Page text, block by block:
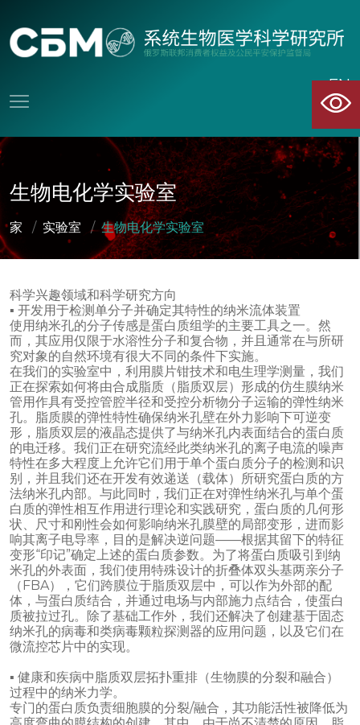
EN
CN
生物电化学实验室
家 / 实验室 / 生物电化学实验室
科学兴趣领域和科学研究方向
▪ 开发用于检测单分子并确定其特性的纳米流体装置
使用纳米孔的分子传感是蛋白质组学的主要工具之一。然
而，其应用仅限于水溶性分子和复合物，并且通常在与所研
究对象的自然环境有很大不同的条件下实施。
在我们的实验室中，利用膜片钳技术和电生理学测量，我们
正在探索如何将由合成脂质（脂质双层）形成的仿生膜纳米
管用作具有受控管腔半径和受控分析物分子运输的弹性纳米
孔。脂质膜的弹性特性确保纳米孔壁在外力影响下可逆变
形，脂质双层的液晶态提供了与纳米孔内表面结合的蛋白质
的电迁移。我们正在研究流经此类纳米孔的离子电流的噪声
特性在多大程度上允许它们用于单个蛋白质分子的检测和识
别，并且我们还在开发有效递送（载体）所研究蛋白质的方
法纳米孔内部。与此同时，我们正在对弹性纳米孔与单个蛋
白质的弹性相互作用进行理论和实践研究，蛋白质的几何形
状、尺寸和刚性会如何影响纳米孔膜壁的局部变形，进而影
响其离子电导率，目的是解决逆问题——根据其留下的特征
变形“印记”确定上述的蛋白质参数。为了将蛋白质吸引到纳
米孔的外表面，我们使用特殊设计的折叠体双头基两亲分子
（FBA），它们跨膜位于脂质双层中，可以作为外部的配
体，与蛋白质结合，并通过电场与内部施力点结合，使蛋白
质被拉过孔。除了基础工作外，我们还解决了创建基于固态
纳米孔的病毒和类病毒颗粒探测器的应用问题，以及它们在
微流控芯片中的实现。
▪ 健康和疾病中脂质双层拓扑重排（生物膜的分裂和融合）
过程中的纳米力学。
专门的蛋白质负责细胞膜的分裂/融合，其功能活性被降低为